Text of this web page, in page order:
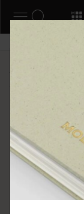
ナビゲー
検索 (
ーを閉じ
ショップ
ムーミン コレ